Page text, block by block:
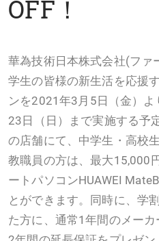
OFF！
華為技術日本株式会社(ファ
学生の皆様の新生活を応援
ンを2021年3月5日（金）よ
23日（日）まで実施する予
の店舗にて、中学生・高校
教職員の方は、最大15,000
ートパソコンHUAWEI
とができます。同時に、学
た方に、通常1年間のメー